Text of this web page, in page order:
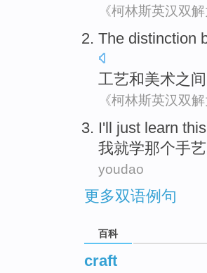
《柯林斯英汉双解
The distinction
工艺和美术之间
《柯林斯英汉双解
I'll just learn this
我就学那个手
youdao
更多双语例句
百科
craft